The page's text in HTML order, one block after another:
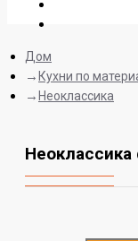
Дом
Кухни по
Неоклассика